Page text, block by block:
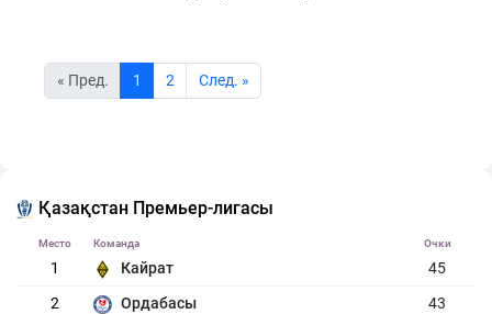
« Пред. 1 2 Cлед. »
Қазақстан Премьер-лигасы
Место Команда Очки
1 Кайрат
45
2
Ордабасы
43